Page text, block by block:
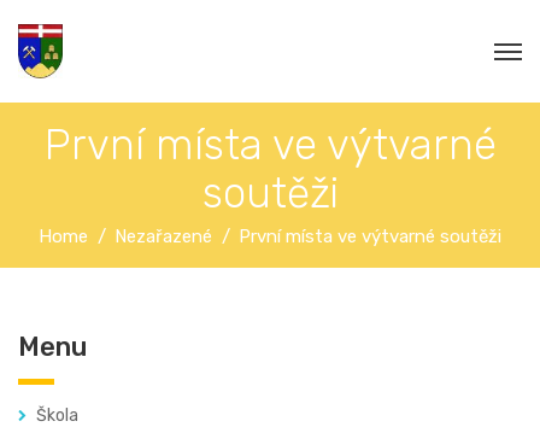
První místa ve výtvarné
soutěži
Home Nezařazené První místa ve výtvarné soutěži
Menu
Škola